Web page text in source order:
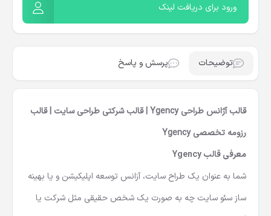
ورود برای دریافت لینک
توضیحات پرسش و پاسخ
قالب آژانس طراحی Ygency | قالب شرکتی طراحی سایت | قالب
رزومه تخصصی Ygency
معرفی قالب Ygency
شما به عنوان یک طراح سایت، آزانس توسعه اپلیکیشن و یا بهینه
ساز سئو سایت چه به صورت یک شخص حقیقی مثل شرکت یا